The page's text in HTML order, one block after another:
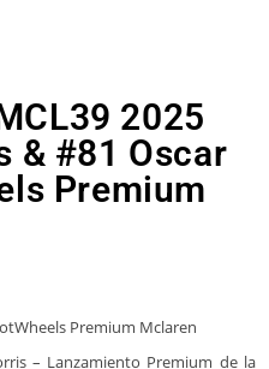
2025
& #81 Oscar
Premium
Premium Mclaren
– Lanzamiento Premium de la